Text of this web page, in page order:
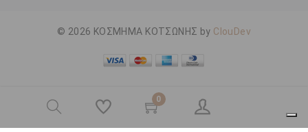
0
© 2026 ΚΟΣΜΗΜΑ ΚΟΤΣΩΝΗΣ by ClouDev